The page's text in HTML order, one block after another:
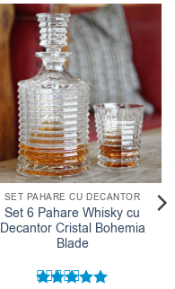
SET PAHARE CU DECANTOR
Set 6 Pahare Whisky cu
Decantor Cristal Bohemia
Blade